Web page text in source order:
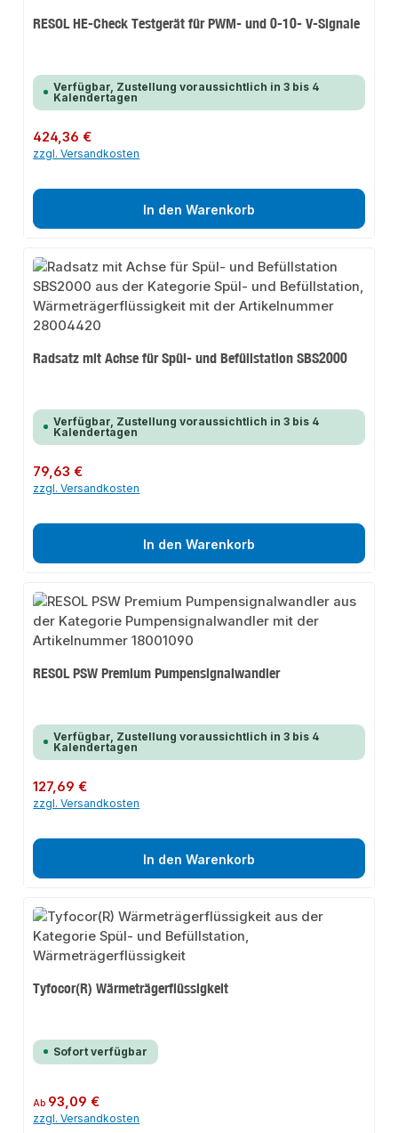
RESOL HE-Check Testgerät für PWM- und 0-10- V-Signale
Verfügbar, Zustellung voraussichtlich in 3 bis 4
Kalendertagen
Regulärer Preis:
424,36 €
zzgl. Versandkosten
In den Warenkorb
Radsatz mit Achse für Spül- und Befüllstation SBS2000
Verfügbar, Zustellung voraussichtlich in 3 bis 4
Kalendertagen
Regulärer Preis:
79,63 €
zzgl. Versandkosten
In den Warenkorb
RESOL PSW Premium Pumpensignalwandler
Verfügbar, Zustellung voraussichtlich in 3 bis 4
Kalendertagen
Regulärer Preis:
127,69 €
zzgl. Versandkosten
In den Warenkorb
Tyfocor(R) Wärmeträgerflüssigkeit
Sofort verfügbar
Regulärer Preis:
Ab 93,09 €
zzgl. Versandkosten